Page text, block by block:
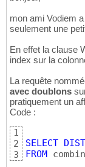
49
50
51
53
54
56
57
58
59
60
61
62
63
For
mx =
For j
Next j
    t
(i) =
Next i
End
Dim mt ()
mt() =
mon ami Vodiem
seulement une
En effet la clause
index sur la
La requête
avec doublons
pratiquement un
Code :
1
2
3
SELECT
FROM